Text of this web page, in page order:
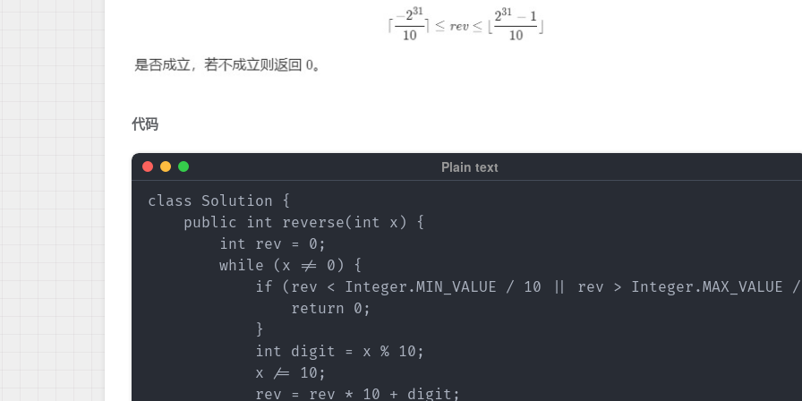
代码
class Solution {
    public int reverse(int x) {
        int rev = 0;
        while (x != 0) {
if (rev < Integer.MIN_VALUE / 10 || rev > Integer.MAX_VALUE /
                return 0;
            }
            int digit = x % 10;
            x /= 10;
            rev = rev * 10 + digit;